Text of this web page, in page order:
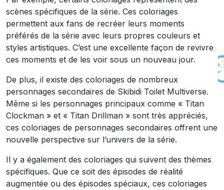
scènes spécifiques de la série. Ces coloriages
permettent aux fans de recréer leurs moments
préférés de la série avec leurs propres couleurs et
styles artistiques. C’est une excellente façon de revivre
ces moments et de les voir sous un nouveau jour.
De plus, il existe des coloriages de nombreux
personnages secondaires de Skibidi Toilet Multiverse.
Même si les personnages principaux comme « Titan
Clockman » et « Titan Drillman » sont très appréciés,
ces coloriages de personnages secondaires offrent une
nouvelle perspective sur l’univers de la série.
Il y a également des coloriages qui suivent des thèmes
spécifiques. Que ce soit des épisodes de réalité
augmentée ou des épisodes spéciaux, ces coloriages